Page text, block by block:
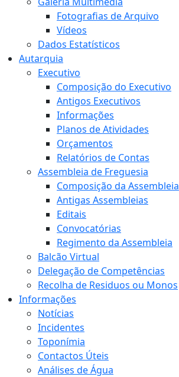
Fotografias de Arquivo
Vídeos
Dados Estatísticos
Autarquia
Executivo
Composição do Executivo
Antigos Executivos
Informações
Planos de Atividades
Orçamentos
Relatórios de Contas
Assembleia de Freguesia
Composição da Assembleia
Antigas Assembleias
Editais
Convocatórias
Regimento da Assembleia
Balcão Virtual
Delegação de Competências
Recolha de Residuos ou Monos
Informações
Notícias
Incidentes
Toponímia
Contactos Úteis
Análises de Água